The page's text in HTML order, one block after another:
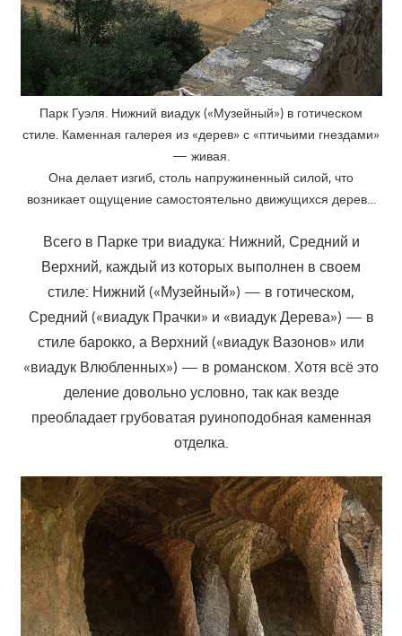
Парк Гуэля. Нижний виадук («Музейный») в готическом
стиле. Каменная галерея из «дерев» с «птичьими гнездами»
— живая.
Она делает изгиб, столь напружиненный силой, что
возникает ощущение самостоятельно движущихся дерев…
Всего в Парке три виадука: Нижний, Средний и
Верхний, каждый из которых выполнен в своем
стиле: Нижний («Музейный») — в готическом,
Средний («виадук Прачки» и «виадук Дерева») — в
стиле барокко, а Верхний («виадук Вазонов» или
«виадук Влюбленных») — в романском. Хотя всё это
деление довольно условно, так как везде
преобладает грубоватая руиноподобная каменная
отделка.